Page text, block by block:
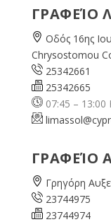
ΓΡΑΦΕΊΟ
Οδός 16ης
Chrysostomou
25342661
25342665
07:45 – 13:00
limassol@
ΓΡΑΦΕΊΟ
Γρηγόρη
23744975
23744974